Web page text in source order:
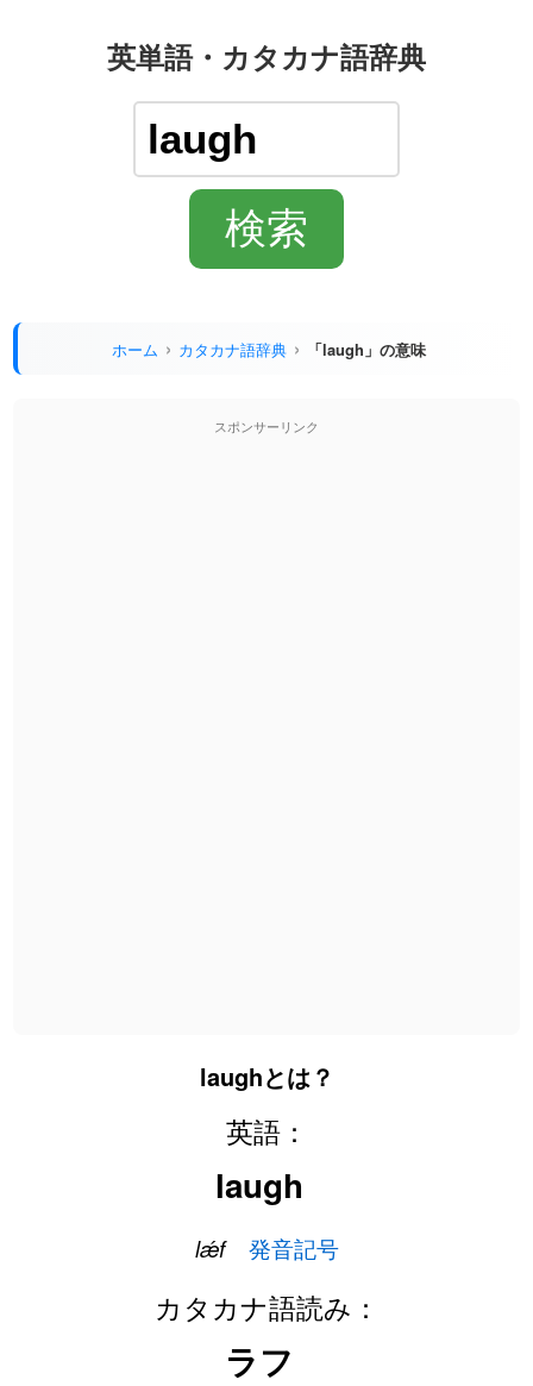
英単語・カタカナ語辞典
ホーム カタカナ語辞典 「laugh」の意味
スポンサーリンク
laughとは？
英語：
laugh
lǽf 発音記号
カタカナ語読み：
ラフ